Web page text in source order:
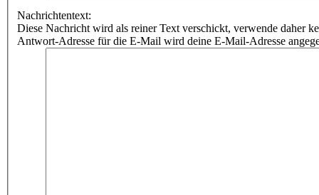
Nachrichtentext:
Diese Nachricht wird als reiner Text verschickt, verwende daher
Antwort-Adresse für die E-Mail wird deine E-Mail-Adresse